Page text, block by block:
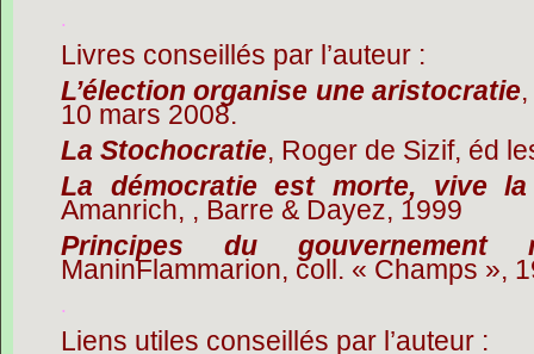
.
Livres conseillés par l’auteur :
L’élection organise une aristocratie
10 mars 2008.
La Stochocratie, Roger de Sizif, éd
La démocratie est morte, vive
Amanrich, , Barre & Dayez, 1999
Principes du gouvernement
ManinFlammarion, coll. « Champs »,
.
Liens utiles conseillés par l’auteur :